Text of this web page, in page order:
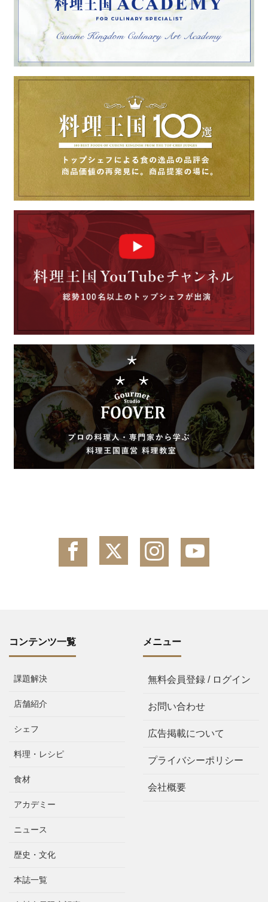
コンテンツ一覧
課題解決
店舗紹介
シェフ
料理・レシピ
食材
アカデミー
ニュース
歴史・文化
本誌一覧
メニュー
無料会員登録 / ログイン
お問い合わせ
広告掲載について
プライバシーポリシー
会社概要